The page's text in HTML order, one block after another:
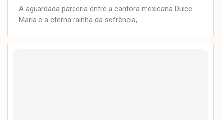
A aguardada parceria entre a cantora mexicana Dulce
María e a eterna rainha da sofrência, …